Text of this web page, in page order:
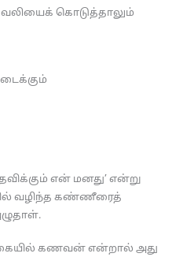
கொடுத்தாலும்
என் மனது’ என்று
வழிந்த கண்ணீரைத்
கணவன் என்றால் அது